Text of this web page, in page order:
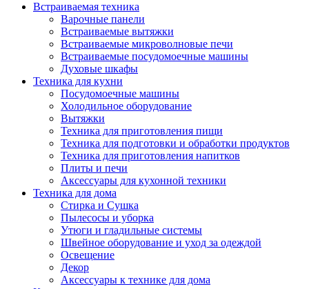
Встраиваемая техника
Варочные панели
Встраиваемые вытяжки
Встраиваемые микроволновые печи
Встраиваемые посудомоечные машины
Духовые шкафы
Техника для кухни
Посудомоечные машины
Холодильное оборудование
Вытяжки
Техника для приготовления пищи
Техника для подготовки и обработки продуктов
Техника для приготовления напитков
Плиты и печи
Аксессуары для кухонной техники
Техника для дома
Стирка и Сушка
Пылесосы и уборка
Утюги и гладильные системы
Швейное оборудование и уход за одеждой
Освещение
Декор
Аксессуары к технике для дома